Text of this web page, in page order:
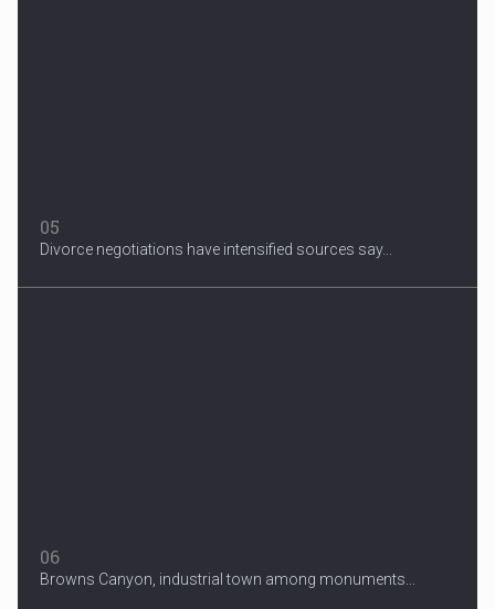
05
Divorce negotiations have intensified sources say...
06
Browns Canyon, industrial town among monuments...